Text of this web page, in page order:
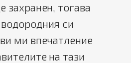
захранен, тогава
си
ми впечатление
на тази